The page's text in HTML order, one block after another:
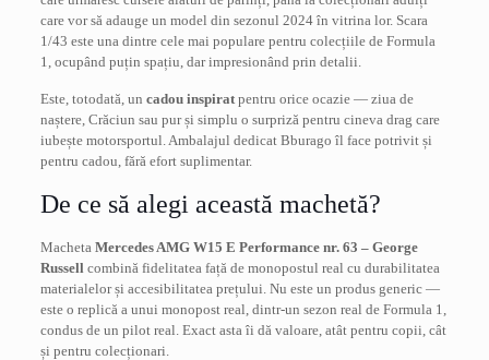
care vor să adauge un model din sezonul 2024 în vitrina lor. Scara
1/43 este una dintre cele mai populare pentru colecțiile de Formula
1, ocupând puțin spațiu, dar impresionând prin detalii.
Este, totodată, un cadou inspiratpentru orice ocazie — ziua de
naștere, Crăciun sau pur și simplu o surpriză pentru cineva drag care
iubește motorsportul. Ambalajul dedicat Bburago îl face potrivit și
pentru cadou, fără efort suplimentar.
De ce să alegi această machetă?
Macheta Mercedes AMG W15 E Performance nr. 63 – George
Russellcombină fidelitatea față de monopostul real cu durabilitatea
materialelor și accesibilitatea prețului. Nu este un produs generic —
este o replică a unui monopost real, dintr-un sezon real de Formula 1,
condus de un pilot real. Exact asta îi dă valoare, atât pentru copii, cât
și pentru colecționari.